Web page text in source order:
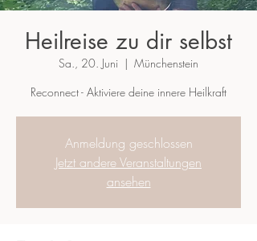
Heilreise zu dir selbst
Sa., 20. Juni
  |
Münchenstein
Reconnect - Aktiviere deine innere Heilkraft
Anmeldung geschlossen
Jetzt andere Veranstaltungen
ansehen